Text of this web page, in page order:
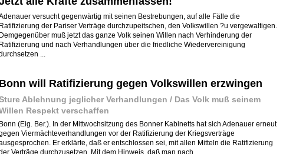
versucht gegenwärtig mit seinen Bestrebungen, auf alle Fälle die
Ratifizierung der Pariser Verträge durchzupeitschen, den Volkswillen ?u vergewaltigen.
Demgegenüber muß jetzt das ganze Volk seinen Willen nach Verhinderung der
Ratifizierung und nach Verhandlungen über die friedliche Wiedervereinigung
...
Bonn will Ratifizierung gegen Volkswillen erzwingen
Ablehnung jeglicher Verhandlungen / Das Volk muß seinem
Respekt verschaffen
Bonn (Eig. Ber.). In der Mittwochsitzung des Bonner Kabinetts hat sich Adenauer erneut
Viermächteverhandlungen vor der Ratifizierung der Kriegsverträge
Er erklärte, daß er entschlossen sei, mit allen Mitteln die Ratifizierung
Verträge durchzusetzen. Mit dem Hinweis, daß man nach ...